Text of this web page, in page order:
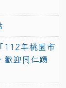
112年桃園市
歡迎同仁踴